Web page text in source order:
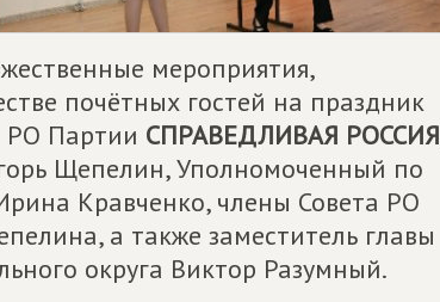
мероприятия,
почётных гостей на праздник
РО Партии СПРАВЕДЛИВАЯ РОССИЯ
Щепелин, Уполномоченный по
Кравченко, члены Совета РО
а также заместитель главы
округа Виктор Разумный.